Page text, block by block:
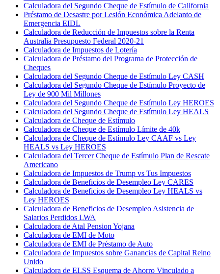
Calculadora del Segundo Cheque de Estímulo de California
Préstamo de Desastre por Lesión Económica Adelanto de
Emergencia EIDL
Calculadora de Reducción de Impuestos sobre la Renta
Australia Presupuesto Federal 2020-21
Calculadora de Impuestos de Lotería
Calculadora de Préstamo del Programa de Protección de
Cheques
Calculadora del Segundo Cheque de Estímulo Ley CASH
Calculadora del Segundo Cheque de Estímulo Proyecto de
Ley de 900 Mil Millones
Calculadora del Segundo Cheque de Estímulo Ley HEROES
Calculadora del Segundo Cheque de Estímulo Ley HEALS
Calculadora de Cheque de Estímulo
Calculadora de Cheque de Estímulo Límite de 40k
Calculadora de Cheque de Estímulo Ley CAAF vs Ley
HEALS vs Ley HEROES
Calculadora del Tercer Cheque de Estímulo Plan de Rescate
Americano
Calculadora de Impuestos de Trump vs Tus Impuestos
Calculadora de Beneficios de Desempleo Ley CARES
Calculadora de Beneficios de Desempleo Ley HEALS vs
Ley HEROES
Calculadora de Beneficios de Desempleo Asistencia de
Salarios Perdidos LWA
Calculadora de Atal Pension Yojana
Calculadora de EMI de Moto
Calculadora de EMI de Préstamo de Auto
Calculadora de Impuestos sobre Ganancias de Capital Reino
Unido
Calculadora de ELSS Esquema de Ahorro Vinculado a